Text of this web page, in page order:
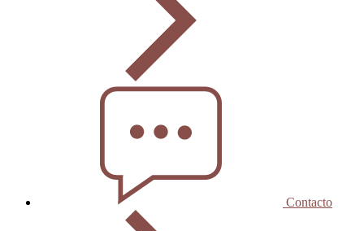
Contacto